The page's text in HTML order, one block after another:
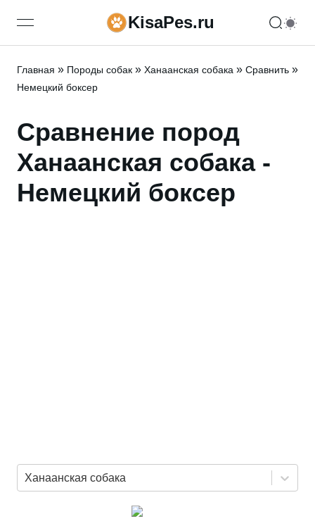
open navigation menuKisaPes.ru
Главная » Породы собак » Ханаанская собака » Сравнить »
Немецкий боксер
Сравнение пород
Ханаанская собака -
Немецкий боксер
Ханаанская собака